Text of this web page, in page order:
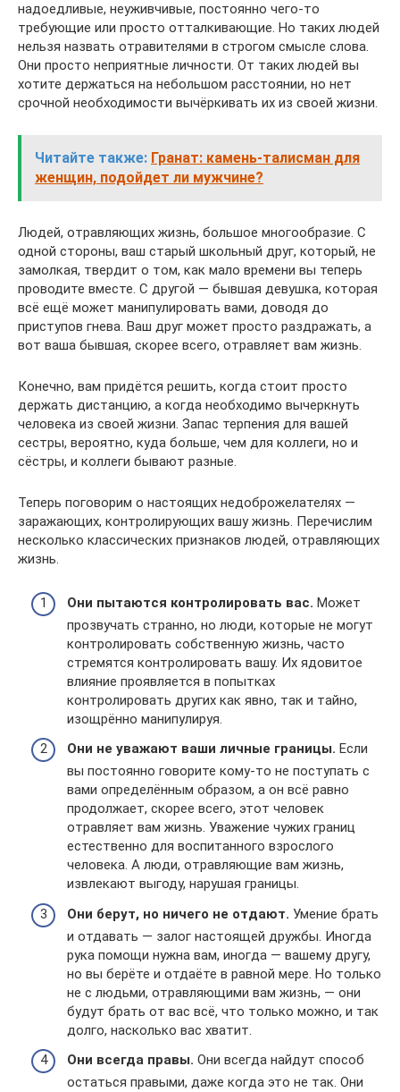
надоедливые, неуживчивые, постоянно чего-то
требующие или просто отталкивающие. Но таких людей
нельзя назвать отравителями в строгом смысле слова.
Они просто неприятные личности. От таких людей вы
хотите держаться на небольшом расстоянии, но нет
срочной необходимости вычёркивать их из своей жизни.
Читайте также: Гранат: камень-талисман для
женщин, подойдет ли мужчине?
Людей, отравляющих жизнь, большое многообразие. С
одной стороны, ваш старый школьный друг, который, не
замолкая, твердит о том, как мало времени вы теперь
проводите вместе. С другой — бывшая девушка, которая
всё ещё может манипулировать вами, доводя до
приступов гнева. Ваш друг может просто раздражать, а
вот ваша бывшая, скорее всего, отравляет вам жизнь.
Конечно, вам придётся решить, когда стоит просто
держать дистанцию, а когда необходимо вычеркнуть
человека из своей жизни. Запас терпения для вашей
сестры, вероятно, куда больше, чем для коллеги, но и
сёстры, и коллеги бывают разные.
Теперь поговорим о настоящих недоброжелателях —
заражающих, контролирующих вашу жизнь. Перечислим
несколько классических признаков людей, отравляющих
жизнь.
Они пытаются контролировать вас. Может
прозвучать странно, но люди, которые не могут
контролировать собственную жизнь, часто
стремятся контролировать вашу. Их ядовитое
влияние проявляется в попытках
контролировать других как явно, так и тайно,
изощрённо манипулируя.
Они не уважают ваши личные границы. Если
вы постоянно говорите кому-то не поступать с
вами определённым образом, а он всё равно
продолжает, скорее всего, этот человек
отравляет вам жизнь. Уважение чужих границ
естественно для воспитанного взрослого
человека. А люди, отравляющие вам жизнь,
извлекают выгоду, нарушая границы.
Они берут, но ничего не отдают. Умение брать
и отдавать — залог настоящей дружбы. Иногда
рука помощи нужна вам, иногда — вашему другу,
но вы берёте и отдаёте в равной мере. Но только
не с людьми, отравляющими вам жизнь, — они
будут брать от вас всё, что только можно, и так
долго, насколько вас хватит.
Они всегда правы. Они всегда найдут способ
остаться правыми, даже когда это не так. Они